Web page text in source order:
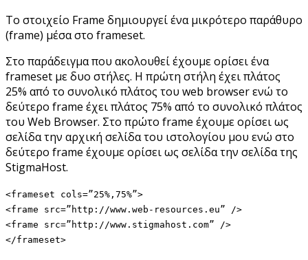
Το στοιχείο Frame δημιουργεί ένα μικρότερο παράθυρο
(frame) μέσα στο frameset.
Στο παράδειγμα που ακολουθεί έχουμε ορίσει ένα
frameset με δυο στήλες. Η πρώτη στήλη έχει πλάτος
25% από το συνολικό πλάτος του web browser ενώ το
δεύτερο frame έχει πλάτος 75% από το συνολικό πλάτος
του Web Browser. Στο πρώτο frame έχουμε ορίσει ως
σελίδα την αρχική σελίδα του ιστολογίου μου ενώ στο
δεύτερο frame έχουμε ορίσει ως σελίδα την σελίδα της
StigmaHost.
<frameset cols=”25%,75%”>
<frame src=”http://www.web-resources.eu” />
<frame src=”http://www.stigmahost.com” />
</frameset>